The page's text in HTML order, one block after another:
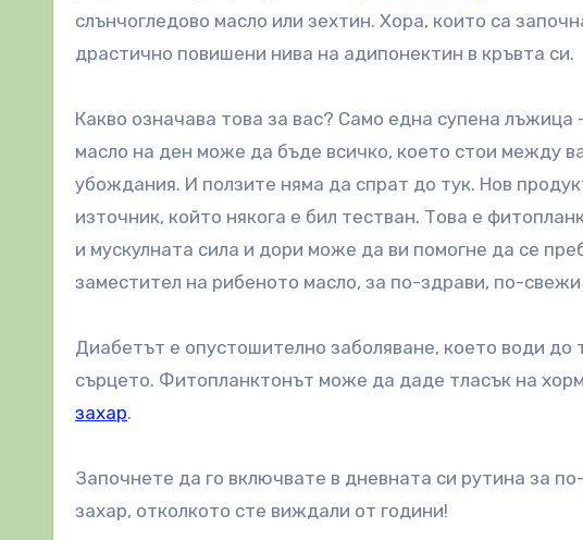
слънчогледово масло или зехтин. Хора, които са
драстично повишени нива на адипонектин в кръвта си.
Какво означава това за вас? Само една супена лъжица
масло на ден може да бъде всичко, което стои между
убождания. И ползите няма да спрат до тук. Нов
източник, който някога е бил тестван. Това е
и мускулната сила и дори може да ви помогне да се
заместител на рибеното масло, за по-здрави, по-
Диабетът е опустошително заболяване, което води
сърцето. Фитопланктонът може да даде тласък на
захар.
Започнете да го включвате в дневната си рутина за
захар, отколкото сте виждали от години!